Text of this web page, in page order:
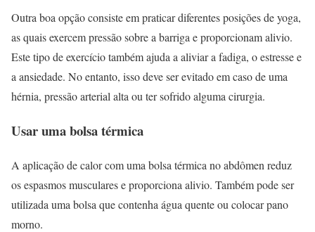
Outra boa opção consiste em praticar diferentes posições de yoga,
as quais exercem pressão sobre a barriga e proporcionam alivio.
Este tipo de exercício também ajuda a aliviar a fadiga, o estresse e
a ansiedade. No entanto, isso deve ser evitado em caso de uma
hérnia, pressão arterial alta ou ter sofrido alguma cirurgia.
Usar uma bolsa térmica
A aplicação de calor com uma bolsa térmica no abdômen reduz
os espasmos musculares e proporciona alivio. Também pode ser
utilizada uma bolsa que contenha água quente ou colocar pano
morno.